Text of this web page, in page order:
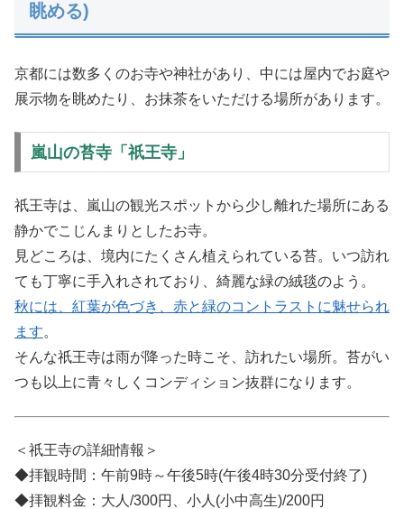
眺める)
京都には数多くのお寺や神社があり、中には屋内でお庭や
展示物を眺めたり、お抹茶をいただける場所があります。
嵐山の苔寺「祇王寺」
祇王寺は、嵐山の観光スポットから少し離れた場所にある
静かでこじんまりとしたお寺。
見どころは、境内にたくさん植えられている苔。いつ訪れ
ても丁寧に手入れされており、綺麗な緑の絨毯のよう。
秋には、紅葉が色づき、赤と緑のコントラストに魅せられ
ます。
そんな祇王寺は雨が降った時こそ、訪れたい場所。苔がい
つも以上に青々しくコンディション抜群になります。
＜祇王寺の詳細情報＞
◆拝観時間：午前9時～午後5時(午後4時30分受付終了)
◆拝観料金：大人/300円、小人(小中高生)/200円